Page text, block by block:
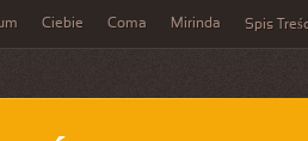
Ciebie Coma Mirinda Spis